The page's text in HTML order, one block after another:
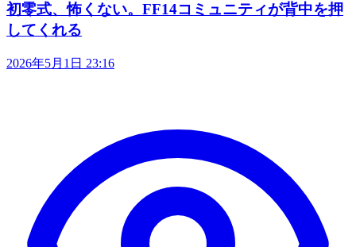
初零式、怖くない。FF14コミュニティが背中を押
してくれる
2026年5月1日 23:16